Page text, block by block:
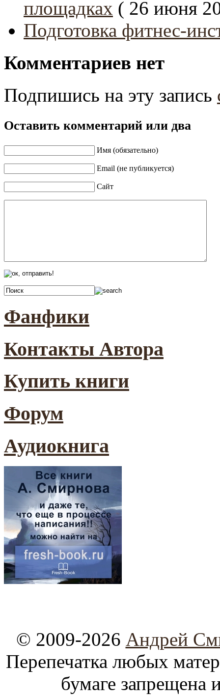
площадках ( 26 июня
Подготовка фитнес-
Комментариев нет
Подпишись на эту запись
Оставить комментарий или два
Имя (обязательно)
Email (не публикуется)
Сайт
Фанфики
Контакты Автора
Купить книги
Форум
Аудиокнига
© 2009-2026 Андрей
Перепечатка любых
бумаге запрещена